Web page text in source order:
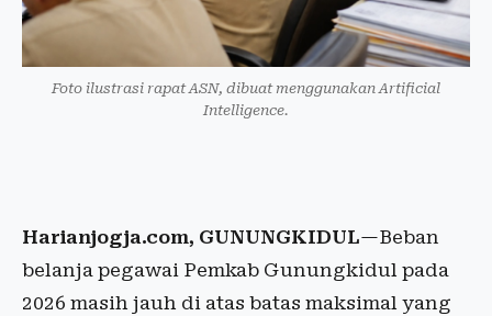
Foto ilustrasi rapat ASN, dibuat menggunakan Artificial
Intelligence.
Harianjogja.com, GUNUNGKIDUL—Beban
belanja pegawai Pemkab Gunungkidul pada
2026 masih jauh di atas batas maksimal yang